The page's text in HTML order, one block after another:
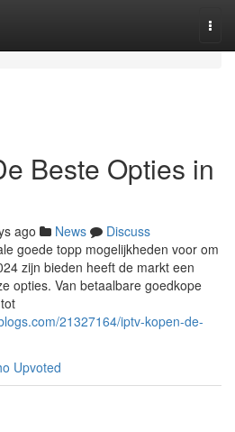
Beste Opties in
ago News
Discuss
goede topp mogelijkheden voor om
zijn bieden heeft de markt een
opties. Van betaalbare goedkope
21327164/iptv-kopen-de-
Upvoted